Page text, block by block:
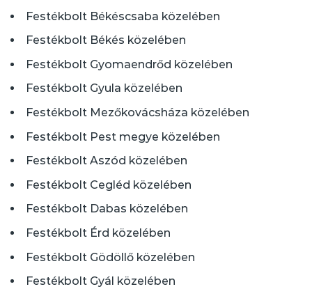
Festékbolt Békéscsaba közelében
Festékbolt Békés közelében
Festékbolt Gyomaendrőd közelében
Festékbolt Gyula közelében
Festékbolt Mezőkovácsháza közelében
Festékbolt Pest megye közelében
Festékbolt Aszód közelében
Festékbolt Cegléd közelében
Festékbolt Dabas közelében
Festékbolt Érd közelében
Festékbolt Gödöllő közelében
Festékbolt Gyál közelében